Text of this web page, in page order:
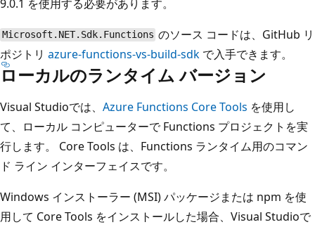
9.0.1 を使用する必要があります。
Microsoft.NET.Sdk.Functions のソース コードは、GitHub リ
ポジトリ azure-functions-vs-build-sdk で入手できます。
ローカルのランタイム バージョン
Visual Studioでは、 Azure Functions Core Tools を使用し
て、ローカル コンピューターで Functions プロジェクトを実
行します。 Core Tools は、Functions ランタイム用のコマン
ド ライン インターフェイスです。
Windows インストーラー (MSI) パッケージまたは npm を使
用して Core Tools をインストールした場合、Visual Studioで